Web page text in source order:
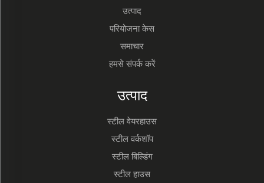
उत्पाद
परियोजना केस
समाचार
हमसे संपर्क करें
उत्पाद
स्टील वेयरहाउस
स्टील वर्कशॉप
स्टील बिल्डिंग
स्टील हाउस